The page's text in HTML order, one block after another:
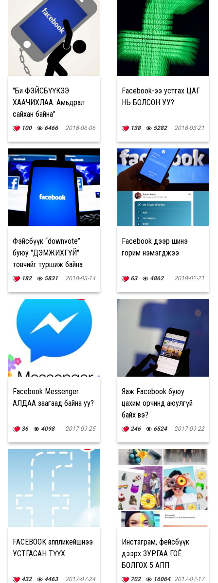
"Би ФЭЙСБҮҮКЭЭ
ХААЧИХЛАА. Амьдрал
сайхан байна"
100 6466 2018-06-06
Facebook-ээ устгах ЦАГ
НЬ БОЛСОН УУ?
138 5282 2018-03-21
Фэйсбүүк “downvote”
буюу "ДЭМЖИХГҮЙ"
товчийг туршиж байна
182 5831 2018-03-14
Facebook дээр шинэ
горим нэмэгджээ
63 4862 2018-02-21
Facebook Messenger
АЛДАА заагаад байна уу?
36 4098 2017-09-25
Яаж Facebook буюу
цахим орчинд аюулгүй
байх вэ?
246 6524 2017-09-22
FACEBOOK аппликейшнээ
УСТГАСАН ТҮҮХ
432 4463 2017-07-24
Инстаграм, фейсбүүк
дээрх ЗУРГАА ГОЁ
БОЛГОХ 5 АПП
702 16064 2017-07-17